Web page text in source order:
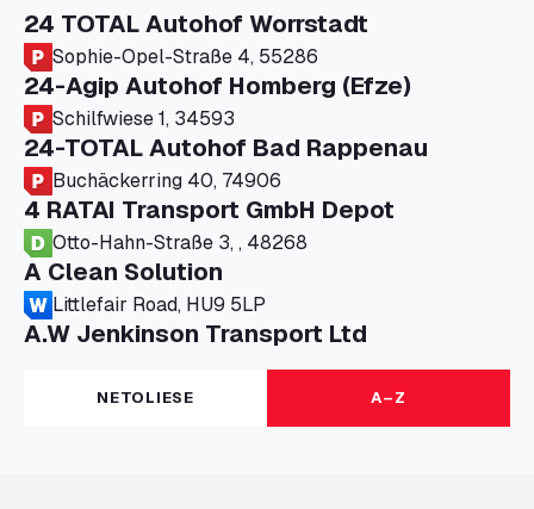
24 TOTAL Autohof Worrstadt
Sophie-Opel-Straße 4, 55286
24-Agip Autohof Homberg (Efze)
Schilfwiese 1, 34593
24-TOTAL Autohof Bad Rappenau
Buchäckerring 40, 74906
4 RATAI Transport GmbH Depot
Otto-Hahn-Straße 3, , 48268
A Clean Solution
Littlefair Road, HU9 5LP
A.W Jenkinson Transport Ltd
Progress House, ME11 5GA
A+G Nettetal - Depot Parking
Am Panneschopp 7, 41334
NETOLIESE A–Z